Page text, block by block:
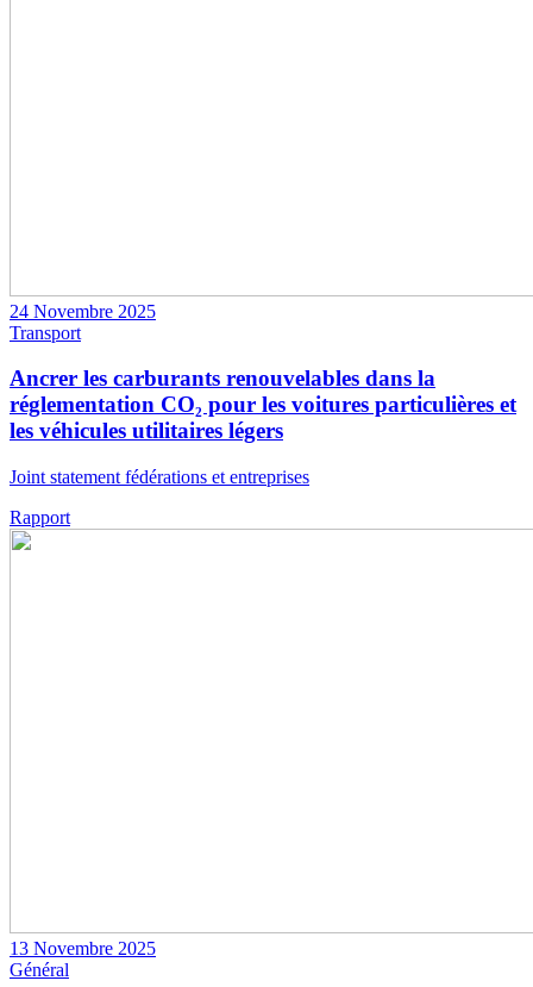
24 Novembre 2025
Transport
Ancrer les carburants renouvelables dans la
réglementation CO₂ pour les voitures particulières et
les véhicules utilitaires légers
Joint statement fédérations et entreprises
Rapport
13 Novembre 2025
Général